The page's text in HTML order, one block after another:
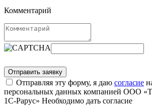
Комментарий
Отправляя эту форму, я даю согласие
персональных данных компанией ООО
1С-Рарус» Необходимо дать согласие